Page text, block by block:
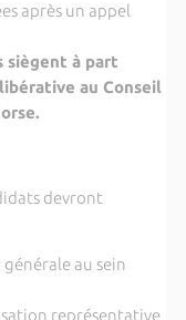
après un appel
siègent à part
au Conseil
devront
au sein
représentative